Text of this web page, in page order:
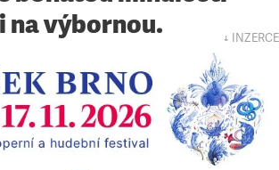
výbornou.
↓ INZERCE